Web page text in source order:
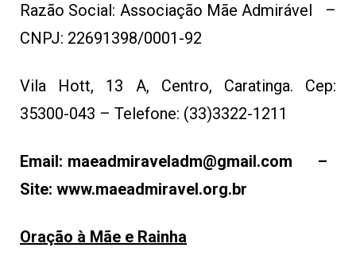
Razão Social: Associação Mãe Admirável –
CNPJ: 22691398/0001-92
Vila Hott, 13 A, Centro, Caratinga. Cep:
35300-043 – Telefone: (33)3322-1211
Email: maeadmiraveladm@gmail.com –
Site: www.maeadmiravel.org.br
Oração à Mãe e Rainha